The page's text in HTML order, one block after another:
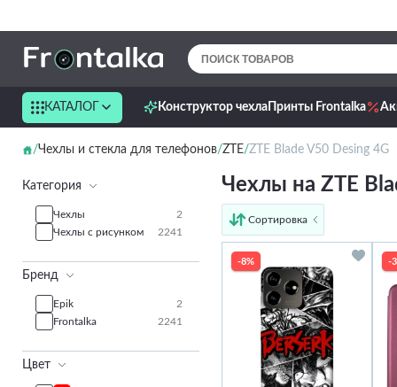
КАТАЛОГ Конструктор чехла Принты Frontalka
Чехлы и стекла для телефонов ZTE ZTE Blade V50 Desing 4G
Категория
Чехлы
2
Чехлы с рисунком
2241
Бренд
Epik
2
Frontalka
2241
Цвет
Чехлы на ZTE
Сортировка
от дешёвых к дорогим
от дорогих к дешёвым
по имени
новинки
-8% -